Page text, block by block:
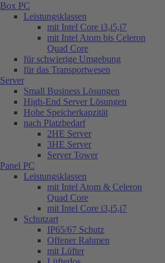
Box PC
Leistungsklassen
mit Intel Core i3,i5,i7
mit Intel Atom bis Celeron
Quad Core
für schwierige Umgebung
für das Transportwesen
Server
Small Business Lösungen
High-End Server Lösungen
Hohe Speicherkapzität
nach Platzbedarf
2HE Server
3HE Server
Server Tower
Panel PC
Leistungsklassen
mit Intel Atom & Celeron
Quad Core
mit Intel Core i3,i5,i7
Schutzart
IP65/67 Schutz
Offener Rahmen
mit Lüfter